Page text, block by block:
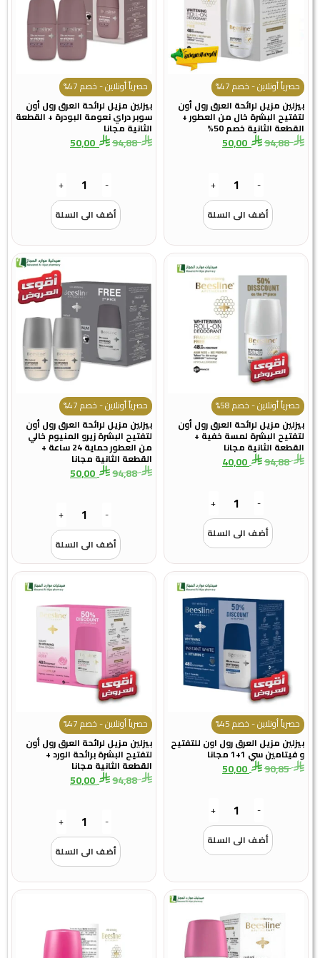
حصرياً أونلاين - خصم 47%
بيزلين مزيل لرائحة العرق رول أون
لتفتيح البشرة خال من العطور +
القطعة الثانية خصم 50%
94,88
50,00
-
+
أضف الى السلة
حصرياً أونلاين - خصم 47%
بيزلين مزيل لرائحة العرق رول أون
سوبر دراي نعومة البودرة + القطعة
الثانية مجانا
94,88
50,00
-
+
أضف الى السلة
حصرياً أونلاين - خصم 58%
بيزلين مزيل لرائحة العرق رول أون
لتفتيح البشرة لمسة خفية +
القطعة الثانية مجانا
94,88
40,00
-
+
أضف الى السلة
حصرياً أونلاين - خصم 47%
بيزلين مزيل لرائحة العرق رول أون
لتفتيح البشرة زيرو المنيوم خالي
من العطور حماية 24 ساعة +
القطعة الثانية مجانا
94,88
50,00
-
+
أضف الى السلة
حصرياً أونلاين - خصم 45%
بيزلين مزيل العرق رول اون للتفتيح
و فيتامين سي 1+1 مجانا
90,85
50,00
-
+
أضف الى السلة
حصرياً أونلاين - خصم 47%
بيزلين مزيل لرائحة العرق رول أون
لتفتيح البشرة برائحة الورد +
القطعة الثانية مجانا
94,88
50,00
-
+
أضف الى السلة